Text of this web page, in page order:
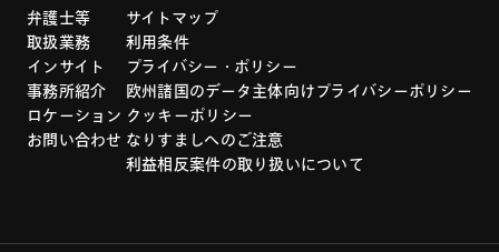
弁護士等
取扱業務
インサイト
事務所紹介
ロケーション
お問い合わせ
サイトマップ
利用条件
プライバシー・ポリシー
欧州諸国のデータ主体向けプライバシーポリシー
クッキーポリシー
なりすましへのご注意
利益相反案件の取り扱いについて